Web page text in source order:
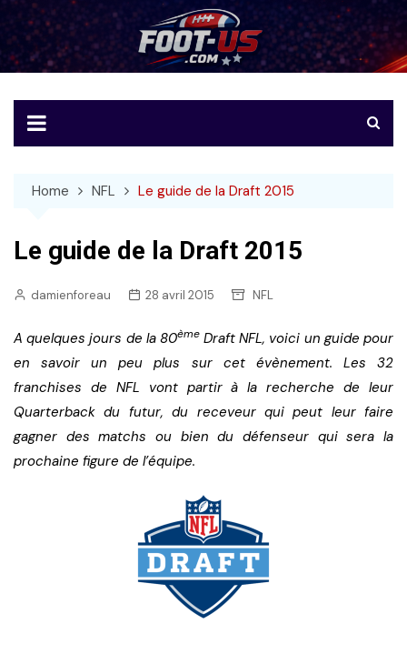
to
content
Foot-US
Le football américain en français
Home NFL Le guide de la Draft 2015
Le guide de la Draft 2015
damienforeau 28 avril 2015 NFL
A quelques jours de la 80èmeDraft NFL, voici un guide pour
en savoir un peu plus sur cet évènement. Les 32
franchises de NFL vont partir à la recherche de leur
Quarterback du futur, du receveur qui peut leur faire
gagner des matchs ou bien du défenseur qui sera la
prochaine figure de l’équipe.